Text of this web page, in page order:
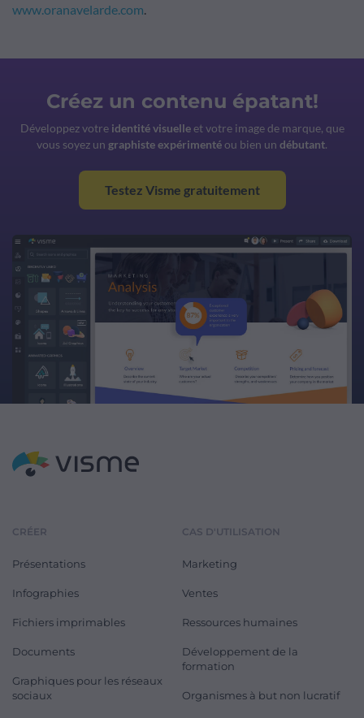
www.oranavelarde.com.
Créez un contenu épatant!
Développez votre identité visuelleet votre image de marque, que
vous soyez un graphiste expérimentéou bien un débutant.
Testez Visme gratuitement
CRÉER
Présentations
Infographies
Fichiers imprimables
Documents
Graphiques pour les réseaux
sociaux
CAS D'UTILISATION
Marketing
Ventes
Ressources humaines
Développement de la
formation
Organismes à but non lucratif